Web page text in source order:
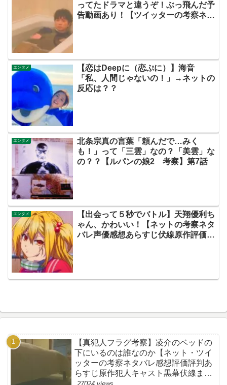
ってたドラマと違うぞ！ぶっ飛んだ予
告動画あり！【ツイッターの考察ネタ
エンタメ
【恋はDeepに（恋ぷに）】海音
「私、人間じゃないの！」→ネットの
反応は？？
エンタメ
北条宗真の言葉「頼んだで…みく
も！」って「三雲」なの？「美雲」な
の？？【ルパンの娘2 考察】第7話
エンタメ
【出会って５秒でバトル】天翔優利ち
ゃん、かわいい！【ネットの考察ネタ
バレ声優感想あらすじ伏線原作評価評
【真犯人フラグ考察】凌介のベッドの
下にいるのは誰なのか【ネット・ツイ
ッターの考察ネタバレ感想評価評判あ
らすじ原作犯人キャスト黒幕伏線まと